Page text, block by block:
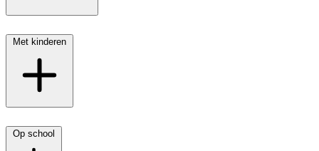
Met kinderen
Op school